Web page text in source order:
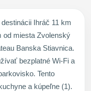
Ihráč 11 km
od miesta Zvolenský
Banska Stiavnica.
bezplatné Wi-Fi a
Tento
a kúpeľne (1).